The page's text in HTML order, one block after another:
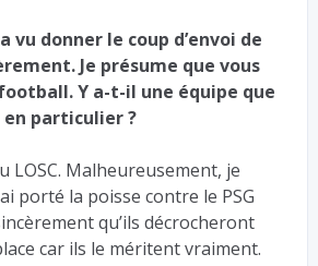
vu donner le coup d’envoi de
Je présume que vous
Y a-t-il une équipe que
particulier ?
LOSC. Malheureusement, je
porté la poisse contre le PSG
qu’ils décrocheront
car ils le méritent vraiment.